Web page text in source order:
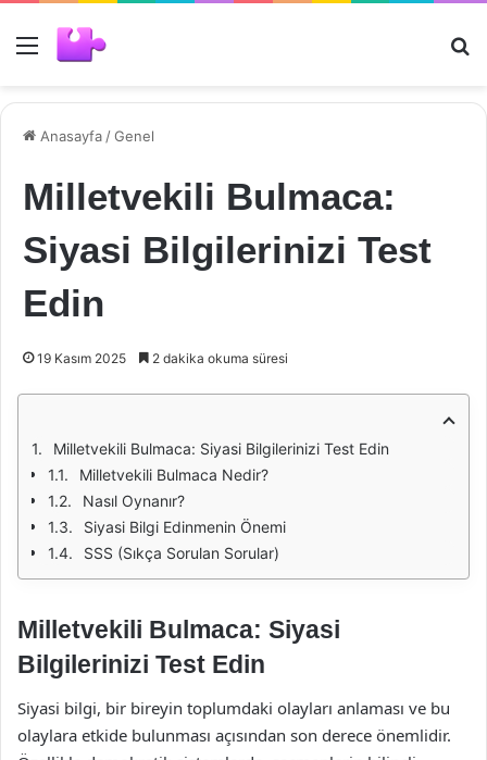
Menü
Anasayfa /Genel
Milletvekili Bulmaca:
Siyasi Bilgilerinizi Test
Edin
19 Kasım 2025 2 dakika okuma süresi
Milletvekili Bulmaca: Siyasi Bilgilerinizi Test Edin
Milletvekili Bulmaca Nedir?
Nasıl Oynanır?
Siyasi Bilgi Edinmenin Önemi
SSS (Sıkça Sorulan Sorular)
Milletvekili Bulmaca: Siyasi
Bilgilerinizi Test Edin
Siyasi bilgi, bir bireyin toplumdaki olayları anlaması ve bu
olaylara etkide bulunması açısından son derece önemlidir.